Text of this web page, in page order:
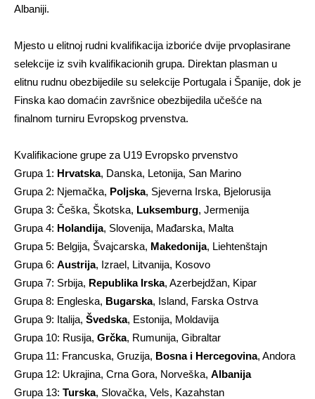
Albaniji.
Mjesto u elitnoj rudni kvalifikacija izboriće dvije prvoplasirane
selekcije iz svih kvalifikacionih grupa. Direktan plasman u
elitnu rudnu obezbijedile su selekcije Portugala i Španije, dok je
Finska kao domaćin završnice obezbijedila učešće na
finalnom turniru Evropskog prvenstva.
Kvalifikacione grupe za U19 Evropsko prvenstvo
Grupa 1: Hrvatska, Danska, Letonija, San Marino
Grupa 2: Njemačka, Poljska, Sjeverna Irska, Bjelorusija
Grupa 3: Češka, Škotska, Luksemburg, Jermenija
Grupa 4: Holandija, Slovenija, Mađarska, Malta
Grupa 5: Belgija, Švajcarska, Makedonija, Liehtenštajn
Grupa 6: Austrija, Izrael, Litvanija, Kosovo
Grupa 7: Srbija, Republika Irska, Azerbejdžan, Kipar
Grupa 8: Engleska, Bugarska, Island, Farska Ostrva
Grupa 9: Italija, Švedska, Estonija, Moldavija
Grupa 10: Rusija, Grčka, Rumunija, Gibraltar
Grupa 11: Francuska, Gruzija, Bosna i Hercegovina, Andora
Grupa 12: Ukrajina, Crna Gora, Norveška, Albanija
Grupa 13: Turska, Slovačka, Vels, Kazahstan